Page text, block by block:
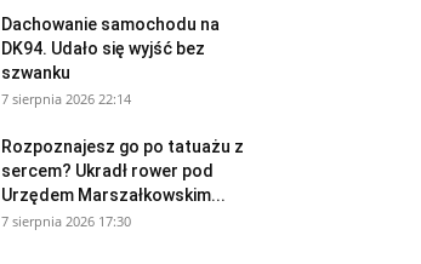
Dachowanie samochodu na
DK94. Udało się wyjść bez
szwanku
7 sierpnia 2026 22:14
Rozpoznajesz go po tatuażu z
sercem? Ukradł rower pod
Urzędem Marszałkowskim...
7 sierpnia 2026 17:30